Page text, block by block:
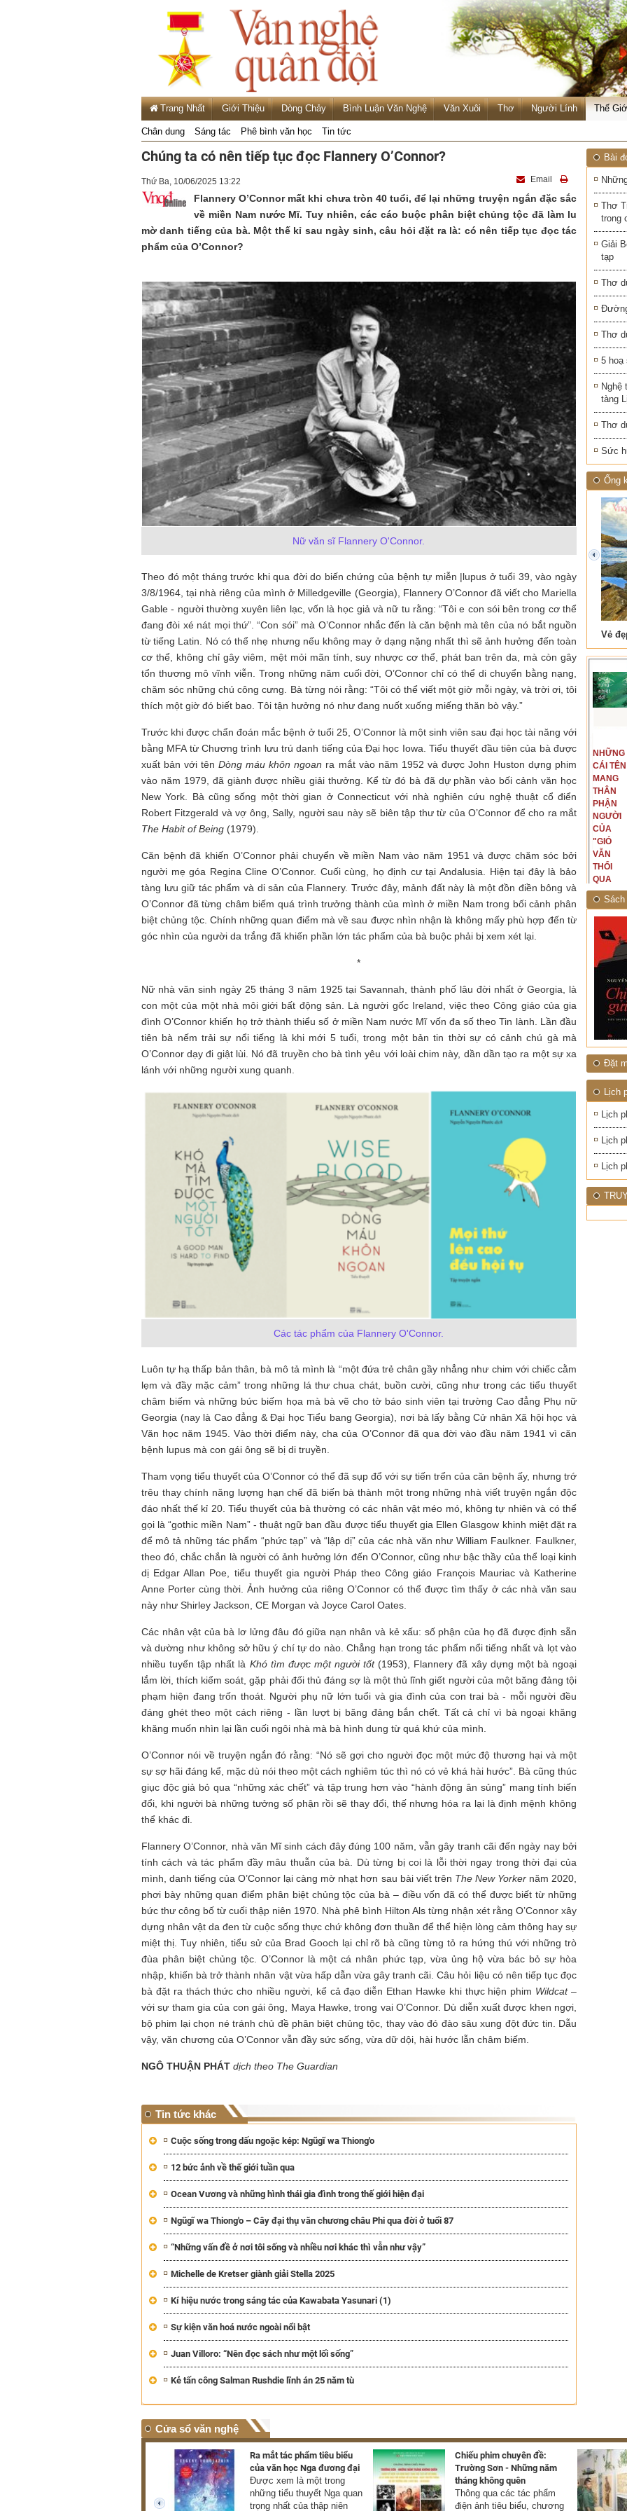
Trang Nhất Giới Thiệu Dòng Chảy Bình Luận Văn Nghệ Văn Xuôi Thơ Người Lính Thế
Chân dung Sáng tác Phê bình văn học Tin tức
Chúng ta có nên tiếp tục đọc Flannery O’Connor?
Thứ Ba, 10/06/2025 13:22 Email
Flannery O’Connor mất khi chưa tròn 40 tuổi, để lại những truyện ngắn đặc sắc
về miền Nam nước Mĩ. Tuy nhiên, các cáo buộc phân biệt chủng tộc đã làm lu
mờ danh tiếng của bà. Một thế kỉ sau ngày sinh, câu hỏi đặt ra là: có nên tiếp tục đọc tác
phẩm của O’Connor?
Nữ văn sĩ Flannery O'Connor.
Theo đó một tháng trước khi qua đời do biến chứng của bệnh tự miễn |lupus ở tuổi 39, vào ngày
3/8/1964, tại nhà riêng của mình ở Milledgeville (Georgia), Flannery O’Connor đã viết cho Mariella
Gable - người thường xuyên liên lạc, vốn là học giả và nữ tu rằng: “Tôi e con sói bên trong cơ thể
đang đòi xé nát mọi thứ”. “Con sói” mà O’Connor nhắc đến là căn bệnh mà tên của nó bắt nguồn
từ tiếng Latin. Nó có thể nhẹ nhưng nếu không may ở dạng nặng nhất thì sẽ ảnh hưởng đến toàn
cơ thể, không chỉ gây viêm, mệt mỏi mãn tính, suy nhược cơ thể, phát ban trên da, mà còn gây
tổn thương mô vĩnh viễn. Trong những năm cuối đời, O’Connor chỉ có thể di chuyển bằng nạng,
chăm sóc những chú công cưng. Bà từng nói rằng: “Tôi có thể viết một giờ mỗi ngày, và trời ơi, tôi
thích một giờ đó biết bao. Tôi tận hưởng nó như đang nuốt xuống miếng thăn bò vậy.”
Trước khi được chẩn đoán mắc bệnh ở tuổi 25, O’Connor là một sinh viên sau đại học tài năng với
bằng MFA từ Chương trình lưu trú danh tiếng của Đại học Iowa. Tiểu thuyết đầu tiên của bà được
xuất bản với tênDòng máu khôn ngoan ra mắt vào năm 1952 và được John Huston dựng phim
vào năm 1979, đã giành được nhiều giải thưởng. Kể từ đó bà đã dự phần vào bối cảnh văn học
New York. Bà cũng sống một thời gian ở Connecticut với nhà nghiên cứu nghệ thuật cổ điển
Robert Fitzgerald và vợ ông, Sally, người sau này sẽ biên tập thư từ của O’Connor để cho ra mắt
The Habit of Being (1979).
Căn bệnh đã khiến O’Connor phải chuyển về miền Nam vào năm 1951 và được chăm sóc bởi
người mẹ góa Regina Cline O’Connor. Cuối cùng, họ định cư tại Andalusia. Hiện tại đây là bảo
tàng lưu giữ tác phẩm và di sản của Flannery. Trước đây, mảnh đất này là một đồn điền bông và
O’Connor đã từng châm biếm quá trình trưởng thành của mình ở miền Nam trong bối cảnh phân
biệt chủng tộc. Chính những quan điểm mà về sau được nhìn nhận là không mấy phù hợp đến từ
góc nhìn của người da trắng đã khiến phần lớn tác phẩm của bà buộc phải bị xem xét lại.
*
Nữ nhà văn sinh ngày 25 tháng 3 năm 1925 tại Savannah, thành phố lâu đời nhất ở Georgia, là
con một của một nhà môi giới bất động sản. Là người gốc Ireland, việc theo Công giáo của gia
đình O’Connor khiến họ trở thành thiểu số ở miền Nam nước Mĩ vốn đa số theo Tin lành. Lần đầu
tiên bà nếm trải sự nổi tiếng là khi mới 5 tuổi, trong một bản tin thời sự có cảnh chú gà mà
O’Connor dạy đi giật lùi. Nó đã truyền cho bà tình yêu với loài chim này, dần dần tạo ra một sự xa
lánh với những người xung quanh.
Các tác phẩm của Flannery O'Connor.
Luôn tự hạ thấp bản thân, bà mô tả mình là “một đứa trẻ chân gầy nhẳng như chim với chiếc cằm
lẹm và đầy mặc cảm” trong những lá thư chua chát, buồn cười, cũng như trong các tiểu thuyết
châm biếm và những bức biếm họa mà bà vẽ cho tờ báo sinh viên tại trường Cao đẳng Phụ nữ
Georgia (nay là Cao đẳng & Đại học Tiểu bang Georgia), nơi bà lấy bằng Cử nhân Xã hội học và
Văn học năm 1945. Vào thời điểm này, cha của O’Connor đã qua đời vào đầu năm 1941 vì căn
bệnh lupus mà con gái ông sẽ bị di truyền.
Tham vọng tiểu thuyết của O’Connor có thể đã sụp đổ với sự tiến trển của căn bệnh ấy, nhưng trớ
trêu thay chính năng lượng hạn chế đã biến bà thành một trong những nhà viết truyện ngắn độc
đáo nhất thế kỉ 20. Tiểu thuyết của bà thường có các nhân vật méo mó, không tự nhiên và có thể
gọi là “gothic miền Nam” - thuật ngữ ban đầu được tiểu thuyết gia Ellen Glasgow khinh miệt đặt ra
để mô tả những tác phẩm “phức tạp” và “lập dị” của các nhà văn như William Faulkner. Faulkner,
theo đó, chắc chắn là người có ảnh hưởng lớn đến O’Connor, cũng như bậc thầy của thể loại kinh
dị Edgar Allan Poe, tiểu thuyết gia người Pháp theo Công giáo François Mauriac và Katherine
Anne Porter cùng thời. Ảnh hưởng của riêng O’Connor có thể được tìm thấy ở các nhà văn sau
này như Shirley Jackson, CE Morgan và Joyce Carol Oates.
Các nhân vật của bà lơ lửng đâu đó giữa nạn nhân và kẻ xấu: số phận của họ đã được định sẵn
và dường như không sở hữu ý chí tự do nào. Chẳng hạn trong tác phẩm nổi tiếng nhất và lọt vào
nhiều tuyển tập nhất là Khó tìm được một người tốt(1953), Flannery đã xây dựng một bà ngoại
lắm lời, thích kiểm soát, gặp phải đối thủ đáng sợ là một thủ lĩnh giết người của một băng đảng tội
phạm hiện đang trốn thoát. Người phụ nữ lớn tuổi và gia đình của con trai bà - mỗi người đều
đáng ghét theo một cách riêng - lần lượt bị băng đảng bắn chết. Tất cả chỉ vì bà ngoại khăng
khăng muốn nhìn lại lần cuối ngôi nhà mà bà hình dung từ quá khứ của mình.
O’Connor nói về truyện ngắn đó rằng: “Nó sẽ gợi cho người đọc một mức độ thương hại và một
sự sợ hãi đáng kể, mặc dù nói theo một cách nghiêm túc thì nó có vẻ khá hài hước”. Bà cũng thúc
giục độc giả bỏ qua “những xác chết” và tập trung hơn vào “hành động ân sủng” mang tính biến
đổi, khi người bà những tưởng số phận rồi sẽ thay đổi, thế nhưng hóa ra lại là định mệnh không
thể khác đi.
Flannery O’Connor, nhà văn Mĩ sinh cách đây đúng 100 năm, vẫn gây tranh cãi đến ngày nay bởi
tính cách và tác phẩm đầy mâu thuẫn của bà. Dù từng bị coi là lỗi thời ngay trong thời đại của
mình, danh tiếng của O’Connor lại càng mờ nhạt hơn sau bài viết trên The New Yorkernăm 2020,
phơi bày những quan điểm phân biệt chủng tộc của bà – điều vốn đã có thể được biết từ những
bức thư công bố từ cuối thập niên 1970. Nhà phê bình Hilton Als từng nhận xét rằng O’Connor xây
dựng nhân vật da đen từ cuộc sống thực chứ không đơn thuần để thể hiện lòng cảm thông hay sự
miệt thị. Tuy nhiên, tiểu sử của Brad Gooch lại chỉ rõ bà cũng từng tỏ ra hứng thú với những trò
đùa phân biệt chủng tộc. O’Connor là một cá nhân phức tạp, vừa ủng hộ vừa bác bỏ sự hòa
nhập, khiến bà trở thành nhân vật vừa hấp dẫn vừa gây tranh cãi. Câu hỏi liệu có nên tiếp tục đọc
bà đặt ra thách thức cho nhiều người, kể cả đạo diễn Ethan Hawke khi thực hiện phim Wildcat–
với sự tham gia của con gái ông, Maya Hawke, trong vai O’Connor. Dù diễn xuất được khen ngợi,
bộ phim lại chọn né tránh chủ đề phân biệt chủng tộc, thay vào đó đào sâu xung đột đức tin. Dẫu
vậy, văn chương của O’Connor vẫn đầy sức sống, vừa dữ dội, hài hước lẫn châm biếm.
NGÔ THUẬN PHÁT dịch theo The Guardian
Tin tức khác
Cuộc sống trong dấu ngoặc kép: Ngũgĩ wa Thiong'o
12 bức ảnh về thế giới tuần qua
Ocean Vương và những hình thái gia đình trong thế giới hiện đại
Ngũgĩ wa Thiong'o – Cây đại thụ văn chương châu Phi qua đời ở tuổi 87
“Những vấn đề ở nơi tôi sống và nhiều nơi khác thì vẫn như vậy”
Michelle de Kretser giành giải Stella 2025
Kí hiệu nước trong sáng tác của Kawabata Yasunari (1)
Sự kiện văn hoá nước ngoài nổi bật
Juan Villoro: “Nên đọc sách như một lối sống”
Kẻ tấn công Salman Rushdie lĩnh án 25 năm tù
Bài
Thơ
trong
Giải
tạp
Thơ
Thơ
5 hoạ
Nghệ
tàng
Thơ
Sức
Ống
Mùa xanh Tam Cốc Lẫm liệt Hải Vân quan
prev
NHỮNG
NGƯỜI
TÔI GẶP,
NHỮNG
TÔI VIẾT
Tôi từng hình dung viết văn là
công việc của sự hư cấu, một
hành trình phác dựng thế giới từ
trí tưởng tượng, nơi nhà văn tự
do tạo hình mọi thứ theo ý mình...
(TRẦN THỊ TÚ NGỌC)
NGUYÊN
MẪU
CỦA TÔI
NGƯỜI
HỒNG
THÁNG
TÁM
NĂM
1945
Là người đi dọc biên giới phía
Bắc, tôi có thế mạnh khi hình
dung, mở ra không gian của giai
đoạn lịch sử đó... (PHẠM VÂN
ANH)
NHỮNG
CÁI TÊN
MANG
THÂN
PHẬN
NGƯỜI
CỦA
"GIÓ
VẪN
THỔI
QUA
RỪNG
NHIỆT
ĐỚI"
Đặt
Lịch
Lịch
Lịch
Lịch
Cửa sổ văn nghệ
phẩm tiêu biểu thuộc nhiều
Ra mắt tác phẩm tiêu biểu
của văn học Nga đương đại
Được xem là một trong
những tiểu thuyết Nga quan
trọng nhất của thập niên
Chiếu phim chuyên đề:
Trường Sơn - Những năm
tháng không quên
Thông qua các tác phẩm
điện ảnh tiêu biểu, chương
prev